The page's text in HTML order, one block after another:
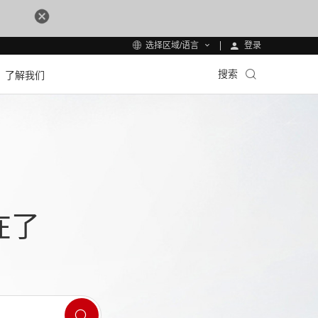
选择区域/语言 登录
了解我们 搜索
了